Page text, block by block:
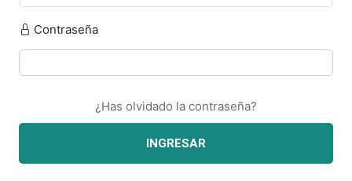
Contraseña
¿Has olvidado la contraseña?